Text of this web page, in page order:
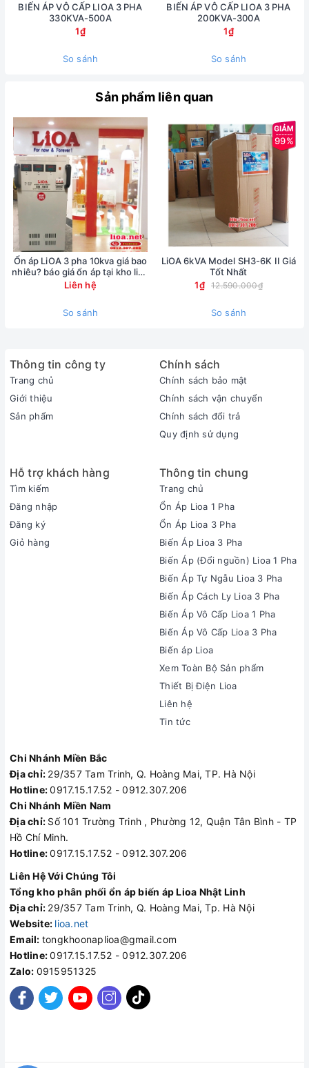
BIẾN ÁP VÔ CẤP LIOA 3 PHA
330KVA-500A
1₫
So sánh
BIẾN ÁP VÔ CẤP LIOA 3 PHA
200KVA-300A
1₫
So sánh
Sản phẩm liên quan
Ổn áp LiOA 3 pha 10kva giá bao
nhiêu? báo giá ổn áp tại kho lioa
Nhật Linh
Liên hệ
So sánh
99%
LiOA 6kVA Model SH3-6K II Giá
Tốt Nhất
1₫
12.590.000₫
So sánh
Thông tin công ty
Trang chủ
Giới thiệu
Sản phẩm
Chính sách
Chính sách bảo mật
Chính sách vận chuyển
Chính sách đổi trả
Quy định sử dụng
Hỗ trợ khách hàng
Tìm kiếm
Đăng nhập
Đăng ký
Giỏ hàng
Thông tin chung
Trang chủ
Ổn Áp Lioa 1 Pha
Ổn Áp Lioa 3 Pha
Biến Áp Lioa 3 Pha
Biến Áp (Đổi nguồn) Lioa 1 Pha
Biến Áp Tự Ngẫu Lioa 3 Pha
Biến Áp Cách Ly Lioa 3 Pha
Biến Áp Vô Cấp Lioa 1 Pha
Biến Áp Vô Cấp Lioa 3 Pha
Biến áp Lioa
Xem Toàn Bộ Sản phẩm
Thiết Bị Điện Lioa
Liên hệ
Tin tức
Chi Nhánh Miền Bắc
Địa chỉ: 29/357 Tam Trinh, Q. Hoàng Mai, TP. Hà Nội
Hotline:0917.15.17.52 - 0912.307.206
Chi Nhánh Miền Nam
Địa chỉ: Số 101 Trường Trinh , Phường 12, Quận Tân Bình - TP
Hồ Chí Minh.
Hotline:0917.15.17.52 - 0912.307.206
Liên Hệ Với Chúng Tôi
Tổng kho phân phối ổn áp biến áp Lioa Nhật Linh
Địa chỉ: 29/357 Tam Trinh, Q. Hoàng Mai, Tp. Hà Nội
Website: lioa.net
Email: tongkhoonaplioa@gmail.com
Hotline:0917.15.17.52 - 0912.307.206
Zalo: 0915951325